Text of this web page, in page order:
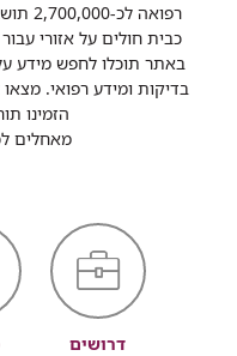
כבית חולים על אזורי עבור 12 בתי חולים בצפון מדינת ישראל.
באתר תוכלו לחפש מידע
בדיקות ומידע רפואי.
הזמינו
מאחלים
דרושים